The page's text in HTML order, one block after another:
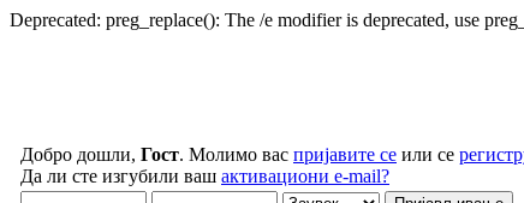
Deprecated: preg_replace(): The /e modifier is deprecated, use
Добро дошли, Гост. Молимо вас пријавите се или се
Да ли сте изгубили ваш активациони e-mail?